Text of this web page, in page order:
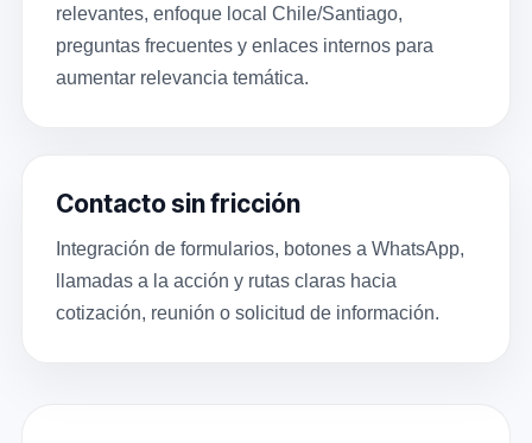
relevantes, enfoque local Chile/Santiago,
preguntas frecuentes y enlaces internos para
aumentar relevancia temática.
Contacto sin fricción
Integración de formularios, botones a WhatsApp,
llamadas a la acción y rutas claras hacia
cotización, reunión o solicitud de información.